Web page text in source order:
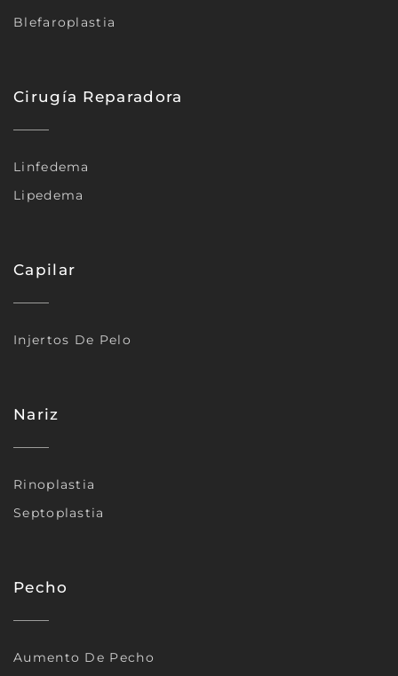
Blefaroplastia
Cirugía Reparadora
Linfedema
Lipedema
Capilar
Injertos De Pelo
Nariz
Rinoplastia
Septoplastia
Pecho
Aumento De Pecho